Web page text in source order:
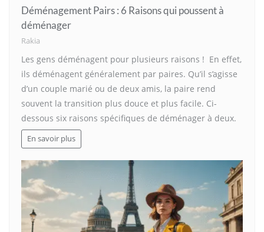
Déménagement Pairs : 6 Raisons qui poussent à
déménager
Rakia
Les gens déménagent pour plusieurs raisons ! En effet,
ils déménagent généralement par paires. Qu’il s’agisse
d’un couple marié ou de deux amis, la paire rend
souvent la transition plus douce et plus facile. Ci-
dessous six raisons spécifiques de déménager à deux.
En savoir plus